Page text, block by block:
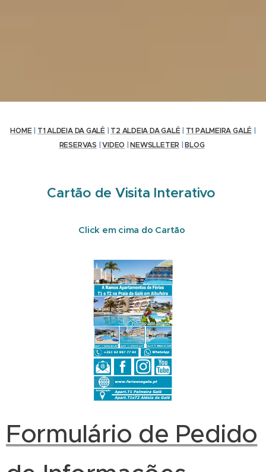
HOME| T1 ALDEIA DA GALÉ| T2 ALDEIA DA GALÉ| T1 PALMEIRA GALÉ |
RESERVAS |VIDEO |NEWSLLETER |BLOG
Cartão de Visita Interativo
Click em cima do Cartão
Formulário de Pedido